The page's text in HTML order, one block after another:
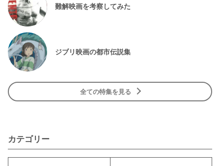
難解映画を考察してみた
ジブリ映画の都市伝説集
全ての特集を見る
カテゴリー